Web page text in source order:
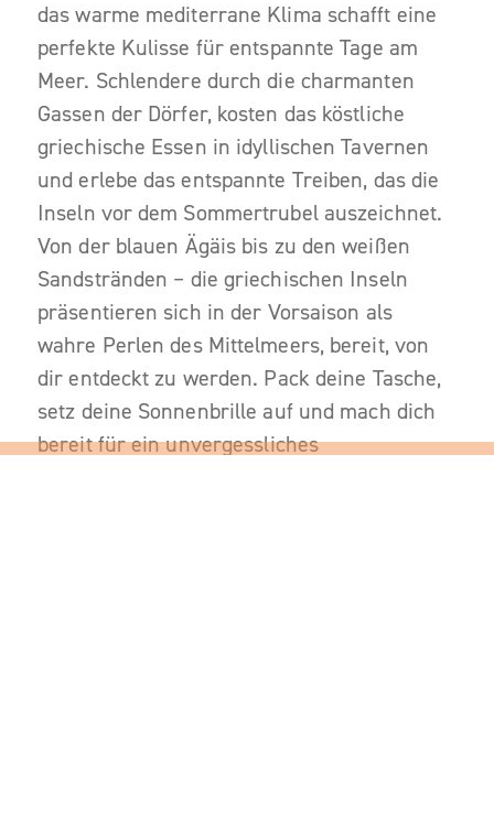
das warme mediterrane Klima schafft eine
perfekte Kulisse für entspannte Tage am
Meer. Schlendere durch die charmanten
Gassen der Dörfer, kosten das köstliche
griechische Essen in idyllischen Tavernen
und erlebe das entspannte Treiben, das die
Inseln vor dem Sommertrubel auszeichnet.
Von der blauen Ägäis bis zu den weißen
Sandstränden – die griechischen Inseln
präsentieren sich in der Vorsaison als
wahre Perlen des Mittelmeers, bereit, von
dir entdeckt zu werden. Pack deine Tasche,
setz deine Sonnenbrille auf und mach dich
bereit für ein unvergessliches